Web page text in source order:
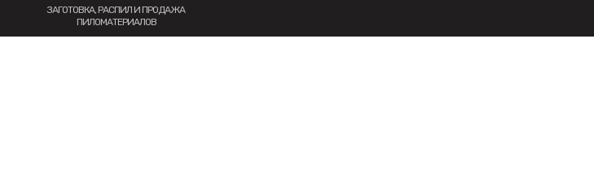
ЗАГОТОВКА, РАСПИЛ И ПРОДАЖА
ПИЛОМАТЕРИАЛОВ